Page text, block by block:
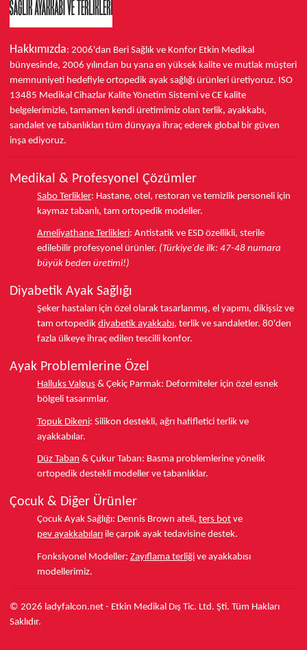
Hakkımızda: 2006'dan Beri Sağlık ve Konfor Etkin Medikal
bünyesinde, 2006 yılından bu yana en yüksek kalite ve mutlak müşteri
memnuniyeti hedefiyle ortopedik ayak sağlığı ürünleri üretiyoruz. ISO
13485 Medikal Cihazlar Kalite Yönetim Sistemi ve CE kalite
belgelerimizle, tamamen kendi üretimimiz olan terlik, ayakkabı,
sandalet ve tabanlıkları tüm dünyaya ihraç ederek global bir güven
inşa ediyoruz.
Medikal & Profesyonel Çözümler
Sabo Terlikler: Hastane, otel, restoran ve temizlik personeli için
kaymaz tabanlı, tam ortopedik modeller.
Ameliyathane Terlikleri: Antistatik ve ESD özellikli, sterile
edilebilir profesyonel ürünler. (Türkiye'de ilk: 47-48 numara
büyük beden üretimi!)
Diyabetik Ayak Sağlığı
Şeker hastaları için özel olarak tasarlanmış, el yapımı, dikişsiz ve
tam ortopedik diyabetik ayakkabı, terlik ve sandaletler. 80'den
fazla ülkeye ihraç edilen tescilli konfor.
Ayak Problemlerine Özel
Halluks Valgus & Çekiç Parmak: Deformiteler için özel esnek
bölgeli tasarımlar.
Topuk Dikeni: Silikon destekli, ağrı hafifletici terlik ve
ayakkabılar.
Düz Taban & Çukur Taban: Basma problemlerine yönelik
ortopedik destekli modeller ve tabanlıklar.
Çocuk & Diğer Ürünler
Çocuk Ayak Sağlığı: Dennis Brown ateli, ters bot ve
pev ayakkabıları ile çarpık ayak tedavisine destek.
Fonksiyonel Modeller: Zayıflama terliği ve ayakkabısı
modellerimiz.
© 2026 ladyfalcon.net - Etkin Medikal Dış Tic. Ltd. Şti. Tüm Hakları
Saklıdır.